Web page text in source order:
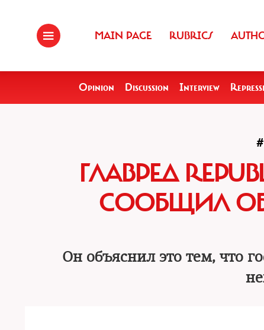
MAIN PAGE RUBRICS
Opinion Discussion Interview
ГЛАВРЕД
СООБЩИЛ ОБ
Он объяснил это тем, что